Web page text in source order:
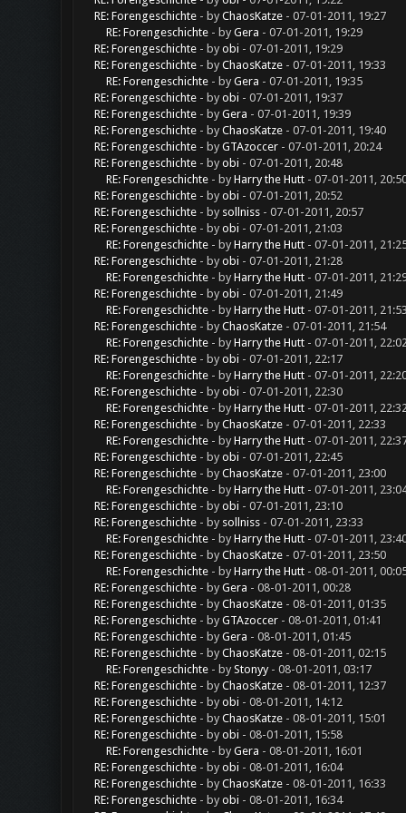
RE: Forengeschichte - byChaosKatze- 07-01-2011, 19:27
RE: Forengeschichte - byGera - 07-01-2011, 19:29
RE: Forengeschichte - byobi- 07-01-2011, 19:29
RE: Forengeschichte - byChaosKatze- 07-01-2011, 19:33
RE: Forengeschichte - byGera - 07-01-2011, 19:35
RE: Forengeschichte - byobi- 07-01-2011, 19:37
RE: Forengeschichte - byGera - 07-01-2011, 19:39
RE: Forengeschichte - byChaosKatze- 07-01-2011, 19:40
RE: Forengeschichte - byGTAzoccer- 07-01-2011, 20:24
RE: Forengeschichte - byobi- 07-01-2011, 20:48
RE: Forengeschichte - byHarry the Hutt- 07-01-2011,
RE: Forengeschichte - byobi- 07-01-2011, 20:52
RE: Forengeschichte - by sollniss- 07-01-2011, 20:57
RE: Forengeschichte - byobi- 07-01-2011, 21:03
RE: Forengeschichte - byHarry the Hutt- 07-01-2011,
RE: Forengeschichte - byobi- 07-01-2011, 21:28
RE: Forengeschichte - byHarry the Hutt- 07-01-2011,
RE: Forengeschichte - byobi- 07-01-2011, 21:49
RE: Forengeschichte - byHarry the Hutt- 07-01-2011, 21:53
RE: Forengeschichte - byChaosKatze- 07-01-2011, 21:54
RE: Forengeschichte - byHarry the Hutt- 07-01-2011,
RE: Forengeschichte - byobi- 07-01-2011, 22:17
RE: Forengeschichte - byHarry the Hutt- 07-01-2011,
RE: Forengeschichte - byobi- 07-01-2011, 22:30
RE: Forengeschichte - byHarry the Hutt- 07-01-2011,
RE: Forengeschichte - byChaosKatze- 07-01-2011, 22:33
RE: Forengeschichte - byHarry the Hutt- 07-01-2011,
RE: Forengeschichte - byobi- 07-01-2011, 22:45
RE: Forengeschichte - byChaosKatze- 07-01-2011, 23:00
RE: Forengeschichte - byHarry the Hutt- 07-01-2011,
RE: Forengeschichte - byobi- 07-01-2011, 23:10
RE: Forengeschichte - by sollniss- 07-01-2011, 23:33
RE: Forengeschichte - byHarry the Hutt- 07-01-2011,
RE: Forengeschichte - byChaosKatze- 07-01-2011, 23:50
RE: Forengeschichte - byHarry the Hutt- 08-01-2011,
RE: Forengeschichte - byGera - 08-01-2011, 00:28
RE: Forengeschichte - byChaosKatze- 08-01-2011, 01:35
RE: Forengeschichte - byGTAzoccer- 08-01-2011, 01:41
RE: Forengeschichte - byGera - 08-01-2011, 01:45
RE: Forengeschichte - byChaosKatze- 08-01-2011, 02:15
RE: Forengeschichte - byStonyy- 08-01-2011, 03:17
RE: Forengeschichte - byChaosKatze- 08-01-2011, 12:37
RE: Forengeschichte - byobi- 08-01-2011, 14:12
RE: Forengeschichte - byChaosKatze- 08-01-2011, 15:01
RE: Forengeschichte - byobi- 08-01-2011, 15:58
RE: Forengeschichte - byGera - 08-01-2011, 16:01
RE: Forengeschichte - byobi- 08-01-2011, 16:04
RE: Forengeschichte - byChaosKatze- 08-01-2011, 16:33
RE: Forengeschichte - byobi- 08-01-2011, 16:34